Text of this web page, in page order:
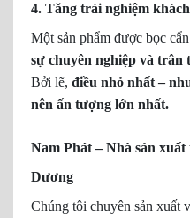
4. Tăng trải nghiệm
Một sản phẩm được bọc
sự chuyên nghiệp và trân
Bởi lẽ, điều nhỏ nhất –
nên ấn tượng lớn nhất.
Nam Phát – Nhà sản
Dương
Chúng tôi chuyên sản xuất